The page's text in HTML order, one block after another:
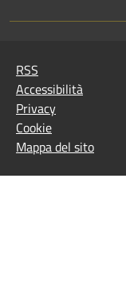
RSS
Accessibilità
Privacy
Cookie
Mappa del sito